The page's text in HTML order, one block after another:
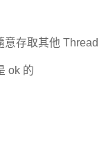
存取其他 Thread
ok 的